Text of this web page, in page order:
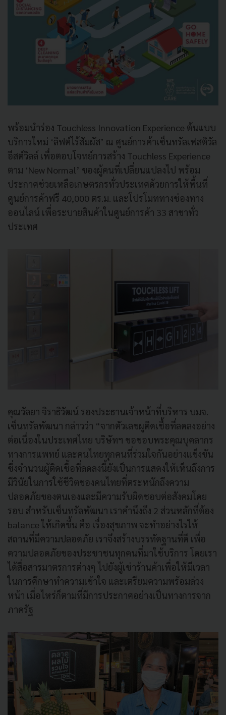
พร้อมนำร่อง Touchless Innovation Experience ต้นแบบ
บริการใหม่ ‘ลิฟต์ไร้สัมผัส’ ณ ศูนย์การค้าเซ็นทรัลเฟสติวัล
อีสต์วิลล์ เพื่อตอบโจทย์การสร้าง Touchless Experience
ตาม ‘New Normal’ ของผู้คนที่เปลี่ยนแปลงไป พร้อม
ประกาศช่วยเหลือเกษตรกรทั่วประเทศด้วยการให้พื้นที่
ศูนย์การค้าฟรี 40,000 ตร.ม. และโปรโมททางช่องทาง
ออนไลน์ เพื่อระบายสินค้าในศูนย์การค้า 33 สาขาทั่ว
ประเทศ
คุณวัลยา จิราธิวัฒน์ รองประธานเจ้าหน้าที่บริหาร บมจ.
เซ็นทรัลพัฒนา กล่าวว่า “จากตัวเลขผูติดเชื้อที่ลดลงอย่าง
ต่อเนื่องในประเทศไทย บริษัทฯ ขอขอบพระคุณบุคลากร
ทางการแพทย์ และคนไทยทุกคนที่ร่วมใจกันอย่างแข็งขัน
ซึ่งจำนวนผู้ติดเชื้อที่ลดลงนี้ยังเป็นการแสดงให้เห็นถึงการ
มีวินัยในการใช้ชีวิตของคนไทยที่ตระหนักถึงความ
ปลอดภัยของตนเองและมีความรับผิดชอบต่อสังคมโดย
รอบ สำหรับเซ็นทรัลพัฒนา เราคำนึงถึง 2 ส่วนหลักที่ต้อง
balance ให้เกิดขึ้น คือ เรื่องสุขภาพ จะทำอย่างไรให้
สถานที่มีความปลอดภัย เราจึงสร้างบรรทัดฐานที่ดี เพื่อ
ความปลอดภัยของประชาชนทุกคนที่มาใช้บริการ โดยเรา
ได้สื่อสารมาตรการต่างๆ ไปยังผู้เช่าร้านค้าเพื่อให้มีเวลา
ในการศึกษาทำความเข้าใจ และเตรียมความพร้อมล่วง
หน้า เมื่อไหร่ก็ตามที่มีการประกาศอย่างเป็นทางการจาก
ภาครัฐ